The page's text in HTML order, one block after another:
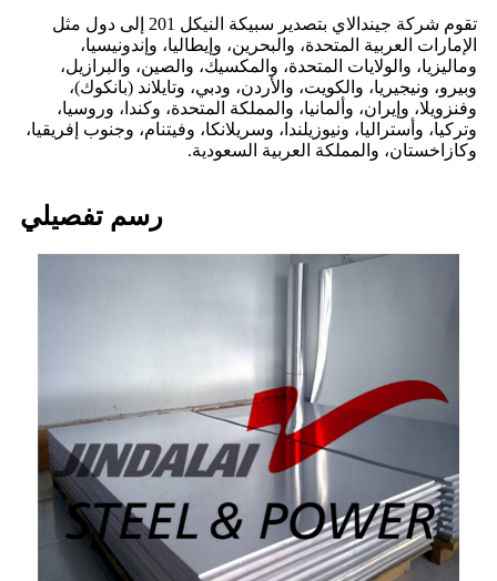
تقوم شركة جيندالاي بتصدير سبيكة النيكل 201 إلى دول مثل
الإمارات العربية المتحدة، والبحرين، وإيطاليا، وإندونيسيا،
وماليزيا، والولايات المتحدة، والمكسيك، والصين، والبرازيل،
وبيرو، ونيجيريا، والكويت، والأردن، ودبي، وتايلاند (بانكوك)،
وفنزويلا، وإيران، وألمانيا، والمملكة المتحدة، وكندا، وروسيا،
وتركيا، وأستراليا، ونيوزيلندا، وسريلانكا، وفيتنام، وجنوب إفريقيا،
وكازاخستان، والمملكة العربية السعودية.
رسم تفصيلي